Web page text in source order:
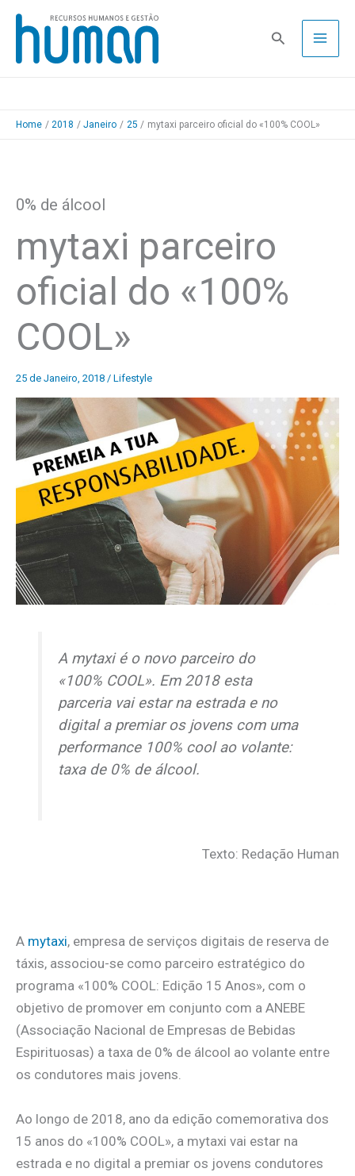
Skip
content
Pesquisa
Home 2018 Janeiro 25 mytaxi parceiro oficial do «100% COOL»
0% de álcool
mytaxi parceiro
oficial do «100%
COOL»
25 de Janeiro, 2018 / Lifestyle
A mytaxi é o novo parceiro do
«100% COOL». Em 2018 esta
parceria vai estar na estrada e no
digital a premiar os jovens com uma
performance 100% coolao volante:
taxa de 0% de álcool.
Texto: Redação Human
A mytaxi, empresa de serviços digitais de reserva de
táxis, associou-se como parceiro estratégico do
programa «100% COOL: Edição 15 Anos», com o
objetivo de promover em conjunto com a ANEBE
(Associação Nacional de Empresas de Bebidas
Espirituosas) a taxa de 0% de álcool ao volante entre
os condutores mais jovens.
Ao longo de 2018, ano da edição comemorativa dos
15 anos do «100% COOL», a mytaxi vai estar na
estrada e no digital a premiar os jovens condutores